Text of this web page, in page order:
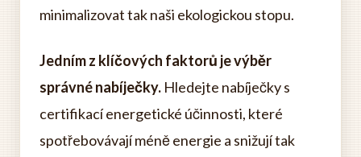
minimalizovat tak naši ekologickou stopu.
Jedním z klíčových faktorů je výběr
správné nabíječky. Hledejte nabíječky s
certifikací energetické účinnosti, které
spotřebovávají méně energie a snižují tak